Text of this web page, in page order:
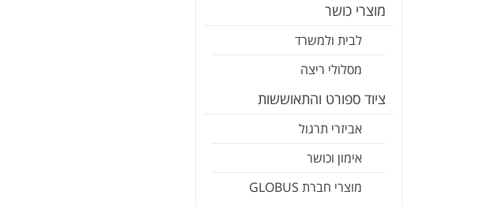
מוצרי כושר
לבית ולמשרד
מסלולי ריצה
ציוד ספורט והתאוששות
אביזרי תרגול
אימון וכושר
מוצרי חברת GLOBUS